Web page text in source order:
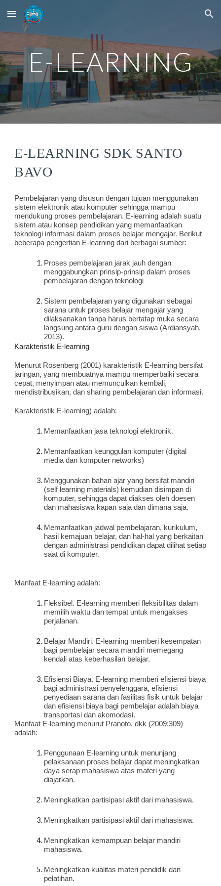
Skip to main content Skip to navigation
E-LEARNING
E-LEARNING SDK SANTO
BAVO
Pembelajaran yang disusun dengan tujuan menggunakan
sistem elektronik atau komputer sehingga mampu
mendukung proses pembelajaran. E-learning adalah suatu
sistem atau konsep pendidikan yang memanfaatkan
teknologi informasi dalam proses belajar mengajar. Berikut
beberapa pengertian E-learning dari berbagai sumber:
Proses pembelajaran jarak jauh dengan
menggabungkan prinsip-prinsip dalam proses
pembelajaran dengan teknologi
Sistem pembelajaran yang digunakan sebagai
sarana untuk proses belajar mengajar yang
dilaksanakan tanpa harus bertatap muka secara
langsung antara guru dengan siswa (Ardiansyah,
2013).
Karakteristik E-learning
Menurut Rosenberg (2001) karakteristik E-learning bersifat
jaringan, yang membuatnya mampu memperbaiki secara
cepat, menyimpan atau memunculkan kembali,
mendistribusikan, dan sharing pembelajaran dan informasi.
Karakteristik E-learning) adalah:
Memanfaatkan jasa teknologi elektronik.
Memanfaatkan keunggulan komputer (digital
media dan komputer networks)
Menggunakan bahan ajar yang bersifat mandiri
(self learning materials) kemudian disimpan di
komputer, sehingga dapat diakses oleh doesen
dan mahasiswa kapan saja dan dimana saja.
Memanfaatkan jadwal pembelajaran, kurikulum,
hasil kemajuan belajar, dan hal-hal yang berkaitan
dengan administrasi pendidikan dapat dilihat setiap
saat di komputer.
Manfaat E-learning adalah:
Fleksibel. E-learning memberi fleksibilitas dalam
memilih waktu dan tempat untuk mengakses
perjalanan.
Belajar Mandiri. E-learning memberi kesempatan
bagi pembelajar secara mandiri memegang
kendali atas keberhasilan belajar.
Efisiensi Biaya. E-learning memberi efisiensi biaya
bagi administrasi penyelenggara, efisiensi
penyediaan sarana dan fasilitas fisik untuk belajar
dan efisiensi biaya bagi pembelajar adalah biaya
transportasi dan akomodasi.
Manfaat E-learning menurut Pranoto, dkk (2009:309)
adalah:
Penggunaan E-learning untuk menunjang
pelaksanaan proses belajar dapat meningkatkan
daya serap mahasiswa atas materi yang
diajarkan.
Meningkatkan partisipasi aktif dari mahasiswa.
Meningkatkan partisipasi aktif dari mahasiswa.
Meningkatkan kemampuan belajar mandiri
mahasiswa.
Meningkatkan kualitas materi pendidik dan
pelatihan.